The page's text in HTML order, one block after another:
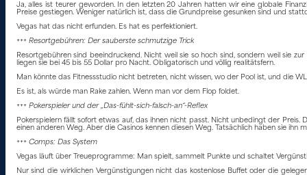
Ja, alles ist teurer geworden. In den letzten 20 Jahren hatten wir eine globale
Preise gestiegen. Weniger natürlich ist, dass die Grundpreise gesunken sind und
Vegas hat das nicht erfunden. Es hat es perfektioniert.
+++ Resortgebühren: Der sauberste schmutzige Trick
Resortgebühren sind beeindruckend. Nicht weil sie so hoch sind, sondern weil sie
liegen sie bei 45 bis 55 Dollar pro Nacht. Obligatorisch und völlig realitätsfern.
Man könnte das Fitnessstudio nicht betreten, nicht wissen, wo der Pool ist, und die
Es ist, als würde man Rake zahlen. Wenn man vor dem Flop foldet.
+++ Pokerspieler und der „Das-fühlt-sich-falsch-an“-Reflex
Pokerspielern fällt sofort etwas auf, das ihnen nicht passt. Nicht unbedingt der
einen anderen Weg. Aber die Casinos kennen diesen Weg. Tatsächlich haben sie ihn
+++ Comps: Das System
Vegas läuft über Treueprogramme: Man spielt, sammelt Punkte und schaltet
Nur sind die wirklichen Vergünstigungen nicht das kostenlose Buffet oder die